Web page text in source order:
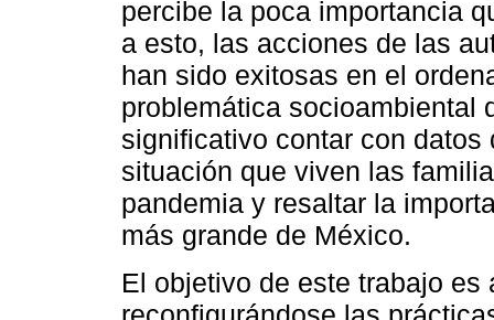
percibe la poca importancia
a esto, las acciones de las
han sido exitosas en el
problemática socioambiental
significativo contar con
situación que viven las
pandemia y resaltar la
más grande de México.
El objetivo de este trabajo es